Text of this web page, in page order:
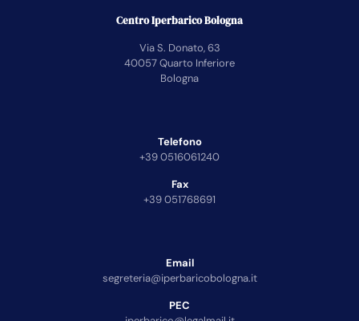
Centro Iperbarico Bologna
Via S. Donato, 63
40057 Quarto Inferiore
Bologna
Telefono
+39 0516061240
Fax
+39 051768691
Email
segreteria@iperbaricobologna.it
PEC